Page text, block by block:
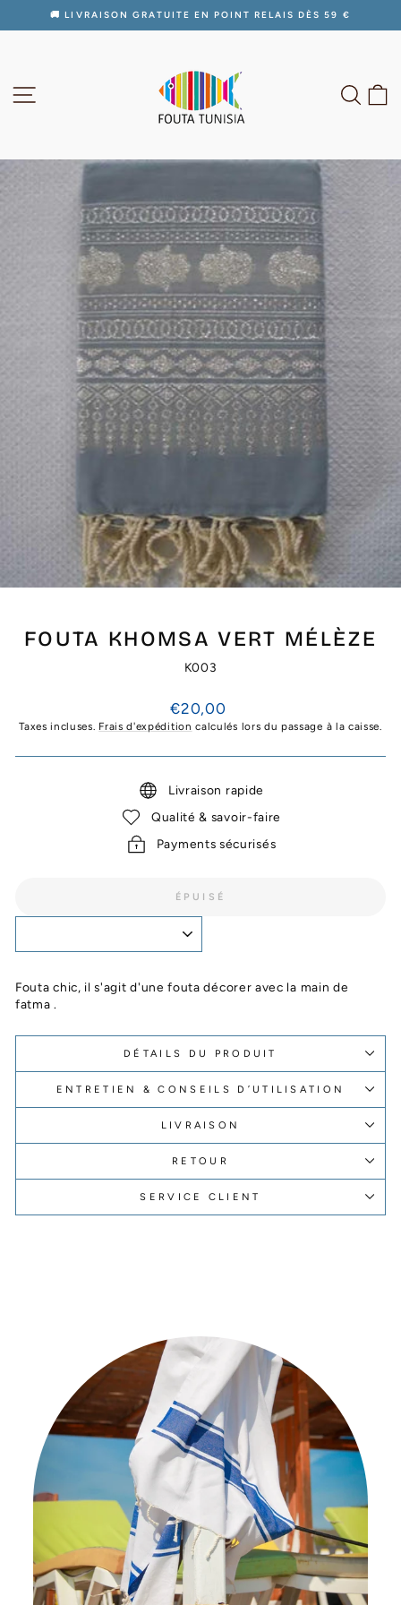
Diaporama
🚚 LIVRAISON GRATUITE EN POINT RELAIS DÈS 59 €
FOUTA KHOMSA VERT MÉLÈZE
K003
Prix
régulier
€20,00
Taxes incluses. Frais d'expédition calculés lors du passage à la caisse.
Livraison rapide
Qualité & savoir-faire
Payments sécurisés
ÉPUISÉ
Fouta chic, il s'agit d'une fouta décorer avec la main de
fatma .
DÉTAILS DU PRODUIT
ENTRETIEN & CONSEILS D’UTILISATION
LIVRAISON
RETOUR
SERVICE CLIENT